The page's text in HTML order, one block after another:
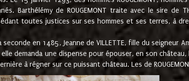
Barthélémy de ROUGEMONT traite avec le sire de
toutes justices sur ses hommes et ses terres, à
seconde en 1485, Jeanne de VILLETTE, fille du
demanda une dispense pour épouser, en son château,
à régner sur ce puissant château. Les de